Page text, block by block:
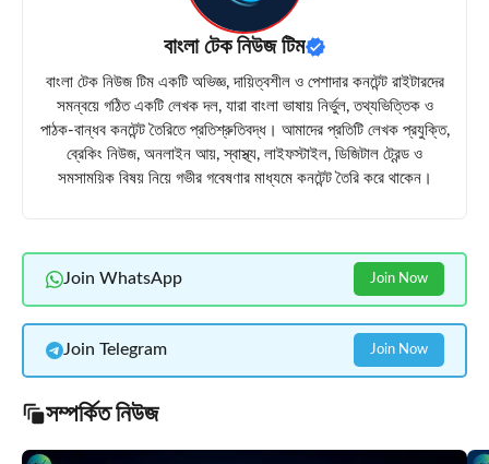
বাংলা টেক নিউজ টিম
বাংলা টেক নিউজ টিম একটি অভিজ্ঞ, দায়িত্বশীল ও পেশাদার কনটেন্ট রাইটারদের
সমন্বয়ে গঠিত একটি লেখক দল, যারা বাংলা ভাষায় নির্ভুল, তথ্যভিত্তিক ও
পাঠক-বান্ধব কনটেন্ট তৈরিতে প্রতিশ্রুতিবদ্ধ। আমাদের প্রতিটি লেখক প্রযুক্তি,
ব্রেকিং নিউজ, অনলাইন আয়, স্বাস্থ্য, লাইফস্টাইল, ডিজিটাল ট্রেন্ড ও
সমসাময়িক বিষয় নিয়ে গভীর গবেষণার মাধ্যমে কনটেন্ট তৈরি করে থাকেন।
Join WhatsApp Join Now
Join Telegram Join Now
সম্পর্কিত নিউজ